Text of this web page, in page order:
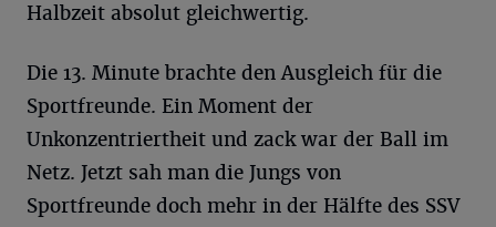
Halbzeit absolut gleichwertig.
Die 13. Minute brachte den Ausgleich für die
Sportfreunde. Ein Moment der
Unkonzentriertheit und zack war der Ball im
Netz. Jetzt sah man die Jungs von
Sportfreunde doch mehr in der Hälfte des SSV